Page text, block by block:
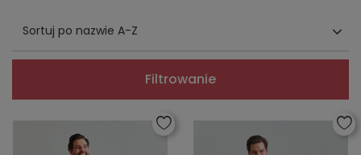
Sortuj po nazwie A-Z
Filtrowanie